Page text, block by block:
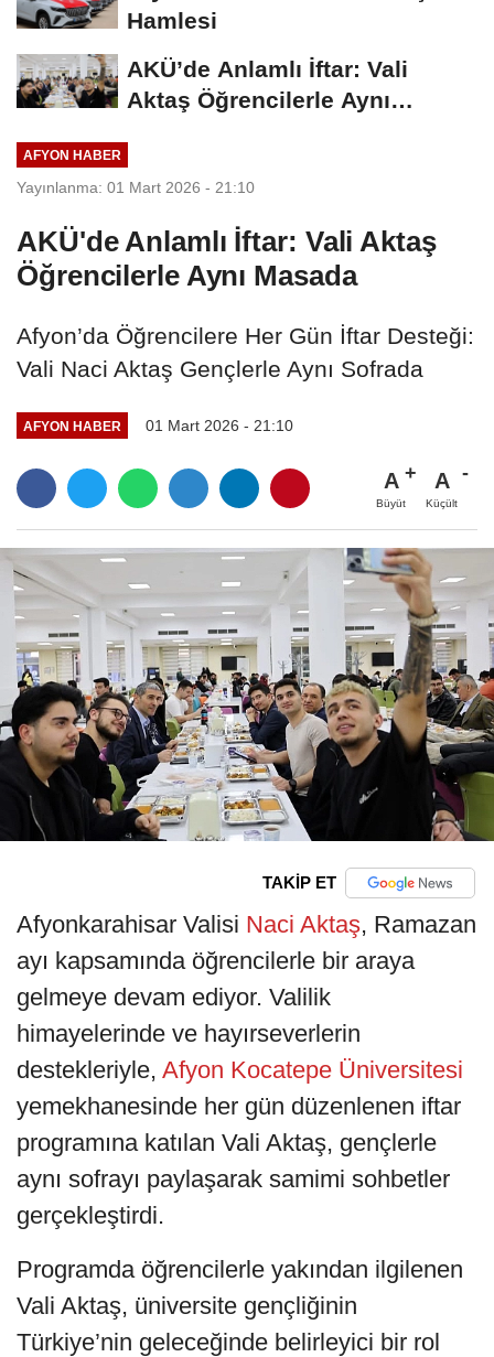
Hamlesi
AKÜ’de Anlamlı İftar: Vali
Aktaş Öğrencilerle Aynı
AFYON HABER
Yayınlanma: 01 Mart 2026 - 21:10
AKÜ'de Anlamlı İftar: Vali Aktaş
Öğrencilerle Aynı Masada
Afyon’da Öğrencilere Her Gün İftar Desteği:
Vali Naci Aktaş Gençlerle Aynı Sofrada
AFYON HABER 01 Mart 2026 - 21:10
A
Büyüt
A
Küçült
TAKİP ET
Afyonkarahisar Valisi Naci Aktaş, Ramazan
ayı kapsamında öğrencilerle bir araya
gelmeye devam ediyor. Valilik
himayelerinde ve hayırseverlerin
destekleriyle, Afyon Kocatepe Üniversitesi
yemekhanesinde her gün düzenlenen iftar
programına katılan Vali Aktaş, gençlerle
aynı sofrayı paylaşarak samimi sohbetler
gerçekleştirdi.
Programda öğrencilerle yakından ilgilenen
Vali Aktaş, üniversite gençliğinin
Türkiye’nin geleceğinde belirleyici bir rol